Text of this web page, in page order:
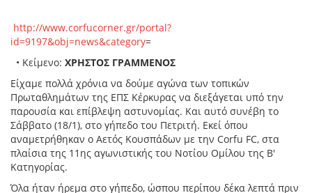
http://www.corfucorner.gr/portal?
id=9197&obj=news&category=
• Κείμενο: ΧΡΗΣΤΟΣ ΓΡΑΜΜΕΝΟΣ
Είχαμε πολλά χρόνια να δούμε αγώνα των τοπικών
Πρωταθλημάτων της ΕΠΣ Κέρκυρας να διεξάγεται υπό την
παρουσία και επίβλεψη αστυνομίας. Και αυτό συνέβη το
Σάββατο (18/1), στο γήπεδο του Πετριτή. Εκεί όπου
αναμετρήθηκαν ο Αετός Κουσπάδων με την Corfu FC, στα
πλαίσια της 11ης αγωνιστικής του Νοτίου Ομίλου της Β'
Κατηγορίας.
Όλα ήταν ήρεμα στο γήπεδο, ώσπου περίπου δέκα λεπτά πριν